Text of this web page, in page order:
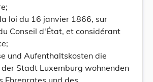
loi du 16 janvier 1866, sur
Conseil d'État, et considérant
und Aufenthaltskosten die
Stadt Luxemburg wohnenden
Ehrenrates und des